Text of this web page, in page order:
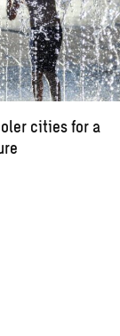
cities for a